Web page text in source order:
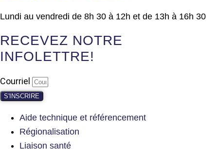
Lundi au vendredi de 8h 30 à 12h et de 13h à 16h 30
RECEVEZ NOTRE
INFOLETTRE!
Courriel
S'INSCRIRE
Aide technique et référencement
Régionalisation
Liaison santé